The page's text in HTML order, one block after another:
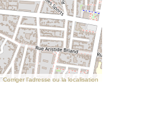
Corriger l’adresse ou la localisation